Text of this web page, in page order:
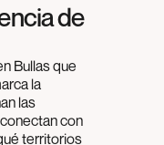
de
Bullas que
la
las
con
territorios